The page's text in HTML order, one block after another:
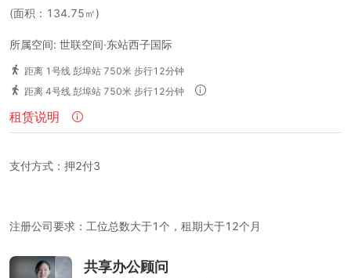
(面积：134.75㎡)
所属空间: 世联空间·东站西子国际
距离 1号线 彭埠站 750米 步行12分钟
距离 4号线 彭埠站 750米 步行12分钟
租赁说明
支付方式：押2付3
注册公司要求：工位总数大于1个，租期大于12个月
共享办公顾问